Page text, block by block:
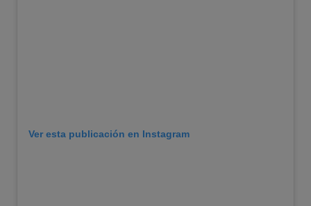
Ver esta publicación en Instagram